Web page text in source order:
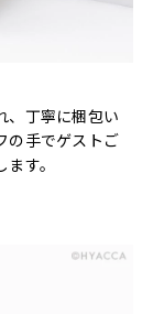
、丁寧に梱包い
の手でゲストご
す。